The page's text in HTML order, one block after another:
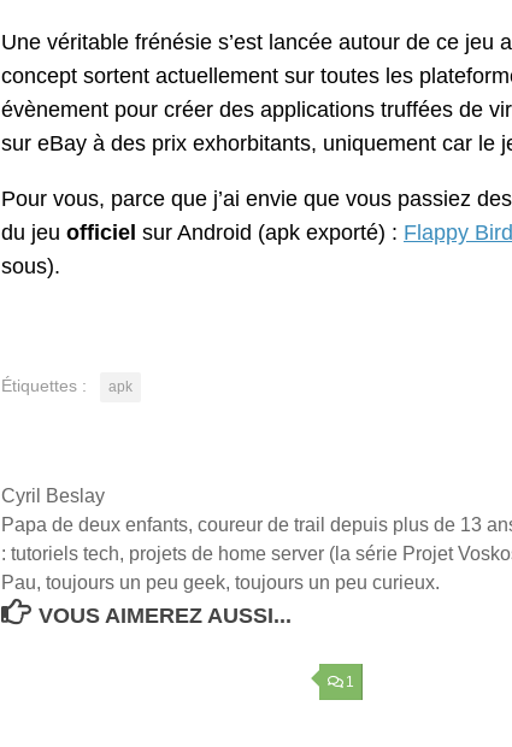
Une véritable frénésie s’est lancée autour de ce jeu
concept sortent actuellement sur toutes les
évènement pour créer des applications truffées de
sur eBay à des prix exhorbitants, uniquement car le
Pour vous, parce que j’ai envie que vous passiez
du jeu officiel sur Android (apk exporté) : Flappy
sous).
Étiquettes : apk
Cyril Beslay
Papa de deux enfants, coureur de trail depuis plus de 13
: tutoriels tech, projets de home server (la série Projet
Pau, toujours un peu geek, toujours un peu curieux.
VOUS AIMEREZ AUSSI...
1